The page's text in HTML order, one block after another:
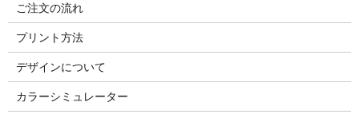
ご注文の流れ
プリント方法
デザインについて
カラーシミュレーター